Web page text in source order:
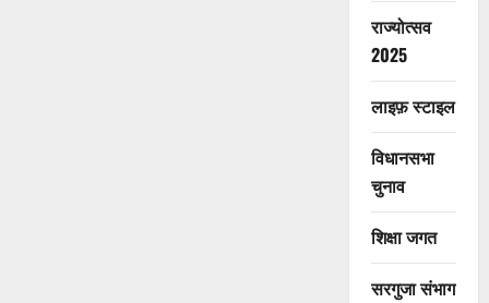
राज्योत्सव
2025
लाइफ़ स्टाइल
विधानसभा
चुनाव
शिक्षा जगत
सरगुजा संभाग